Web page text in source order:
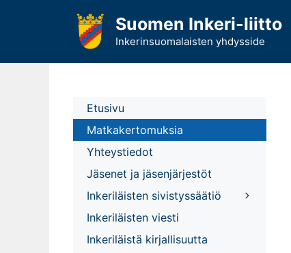
Suomen Inkeri-liitto
Inkerinsuomalaisten yhdysside
Etusivu
Matkakertomuksia
Yhteystiedot
Jäsenet ja jäsenjärjestöt
Inkeriläisten sivistyssäätiö
Inkeriläisten viesti
Inkeriläistä kirjallisuutta